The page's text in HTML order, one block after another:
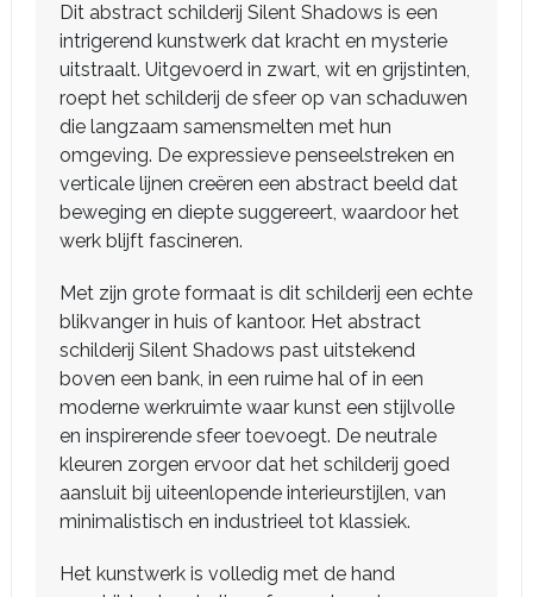
Dit abstract schilderij Silent Shadows is een
intrigerend kunstwerk dat kracht en mysterie
uitstraalt. Uitgevoerd in zwart, wit en grijstinten,
roept het schilderij de sfeer op van schaduwen
die langzaam samensmelten met hun
omgeving. De expressieve penseelstreken en
verticale lijnen creëren een abstract beeld dat
beweging en diepte suggereert, waardoor het
werk blijft fascineren.
Met zijn grote formaat is dit schilderij een echte
blikvanger in huis of kantoor. Het abstract
schilderij Silent Shadows past uitstekend
boven een bank, in een ruime hal of in een
moderne werkruimte waar kunst een stijlvolle
en inspirerende sfeer toevoegt. De neutrale
kleuren zorgen ervoor dat het schilderij goed
aansluit bij uiteenlopende interieurstijlen, van
minimalistisch en industrieel tot klassiek.
Het kunstwerk is volledig met de hand